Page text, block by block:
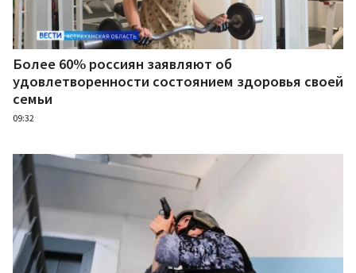
Более 60% россиян заявляют об
удовлетворенности состоянием здоровья своей
семьи
09:32